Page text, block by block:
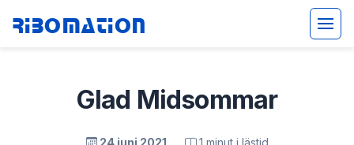
Ribomation
Glad Midsommar
24 juni 2021 1 minut i lästid